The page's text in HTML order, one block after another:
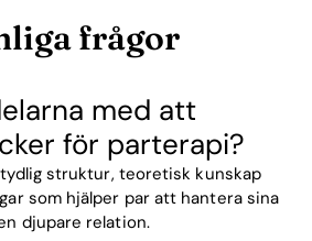
frågor
med att
för parterapi?
struktur, teoretisk kunskap
som hjälper par att hantera sina
djupare relation.